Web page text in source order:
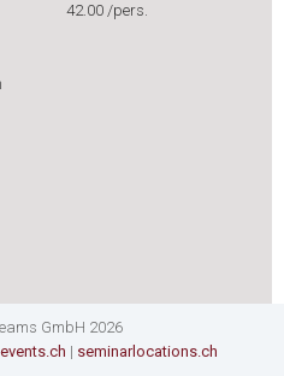
42.00 /pers.
GmbH 2026
| seminarlocations.ch